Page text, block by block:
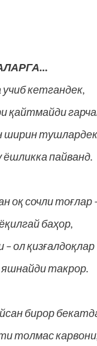
кетгандек,
қайтмайди
ширин
пайванд.
оқ сочли тоғлар
баҳор,
– ол қизғалдоқлар
такрор.
бирор
толмас